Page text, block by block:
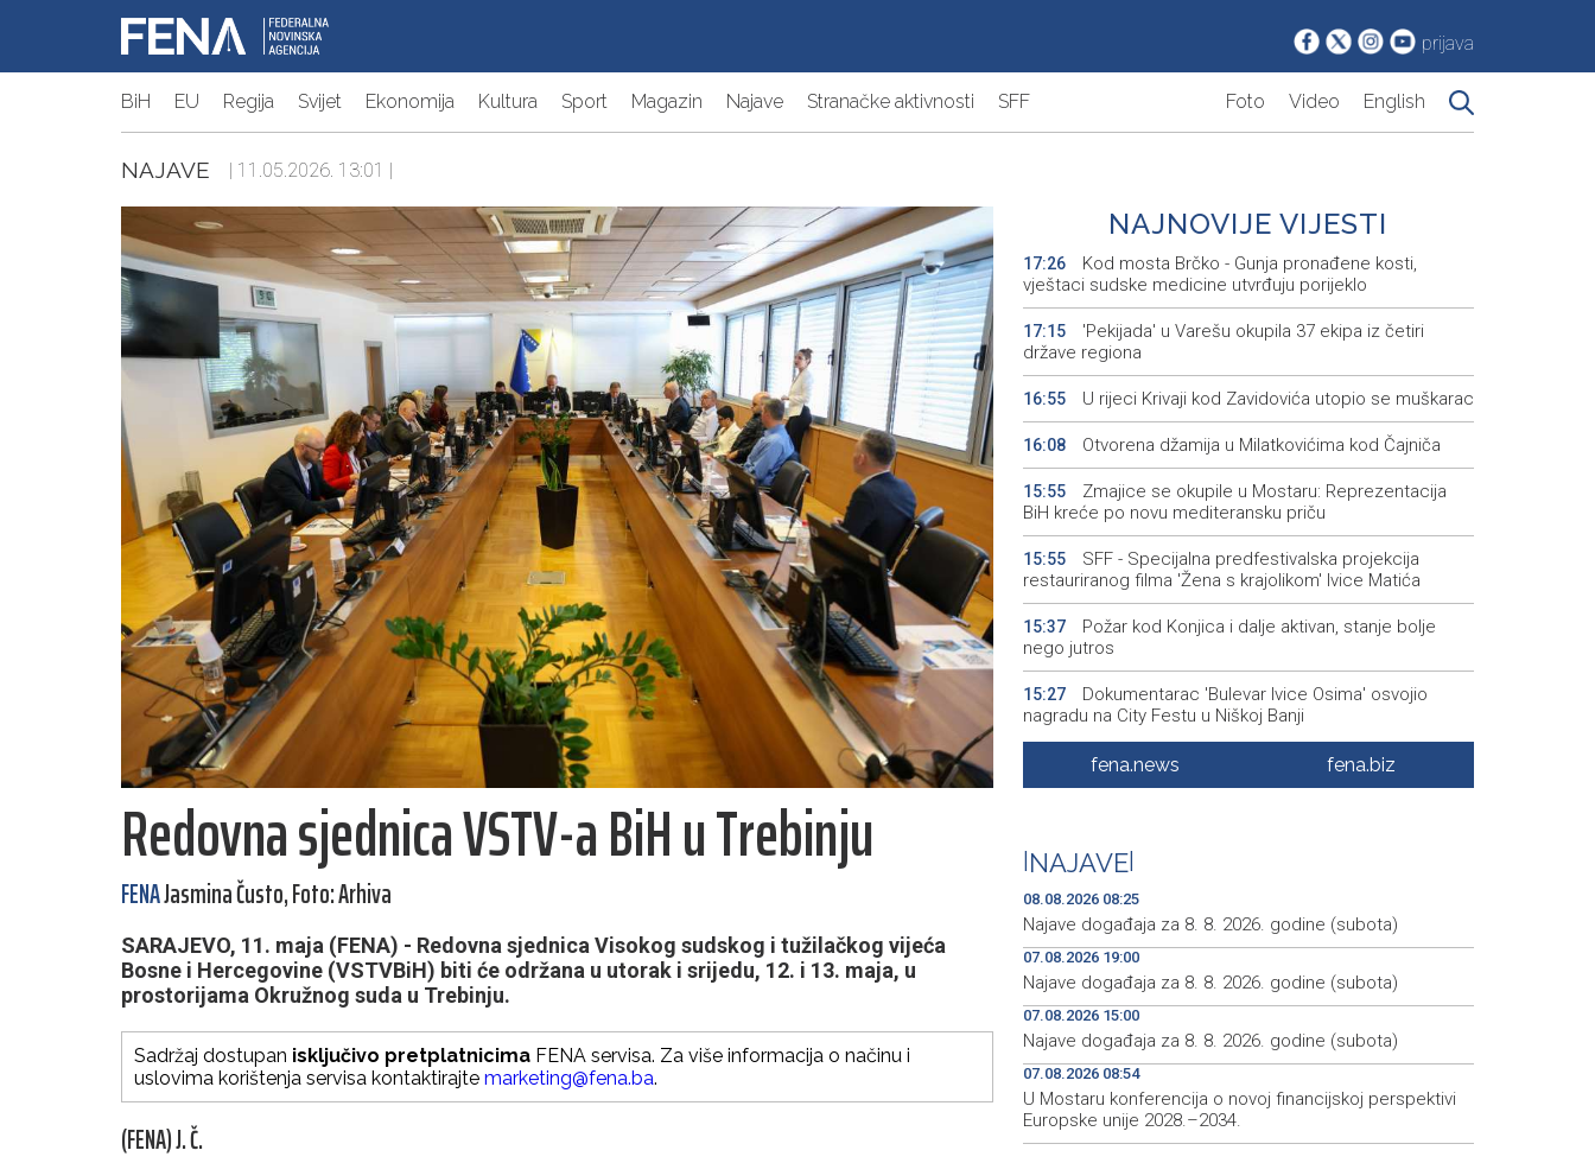
prijava
BiH EU Regija Svijet Ekonomija Kultura Sport Magazin Najave Stranačke aktivnosti SFF Foto Video English
NAJAVE | 11.05.2026. 13:01 |
Redovna sjednica VSTV-a BiH u Trebinju
FENAJasmina Čusto, Foto: Arhiva
SARAJEVO, 11. maja (FENA) - Redovna sjednica Visokog sudskog i tužilačkog vijeća
Bosne i Hercegovine (VSTVBiH) biti će održana u utorak i srijedu, 12. i 13. maja, u
prostorijama Okružnog suda u Trebinju.
Sadržaj dostupan isključivo pretplatnicima FENA servisa. Za više informacija o načinu i
uslovima korištenja servisa kontaktirajte marketing@fena.ba.
(FENA) J. Č.
NAJNOVIJE VIJESTI
17:26
Kod mosta Brčko - Gunja pronađene kosti,
vještaci sudske medicine utvrđuju porijeklo
17:15
'Pekijada' u Varešu okupila 37 ekipa iz četiri
države regiona
16:55 U rijeci Krivaji kod Zavidovića utopio se muškarac
16:08 Otvorena džamija u Milatkovićima kod Čajniča
15:55
Zmajice se okupile u Mostaru: Reprezentacija
BiH kreće po novu mediteransku priču
15:55
SFF - Specijalna predfestivalska projekcija
restauriranog filma 'Žena s krajolikom' Ivice Matića
15:37
Požar kod Konjica i dalje aktivan, stanje bolje
nego jutros
15:27
Dokumentarac 'Bulevar Ivice Osima' osvojio
nagradu na City Festu u Niškoj Banji
Konjic ugostio 23 folklorna društva na 26.
Međunarodnom festivalu ‘Konjička sehara’
konja na cestama
fena.news fena.biz
NAJAVE|
08.08.2026 08:25
Najave događaja za 8. 8. 2026. godine (subota)
07.08.2026 19:00
Najave događaja za 8. 8. 2026. godine (subota)
07.08.2026 15:00
Najave događaja za 8. 8. 2026. godine (subota)
07.08.2026 08:54
U Mostaru konferencija o novoj financijskoj perspektivi
Europske unije 2028.–2034.